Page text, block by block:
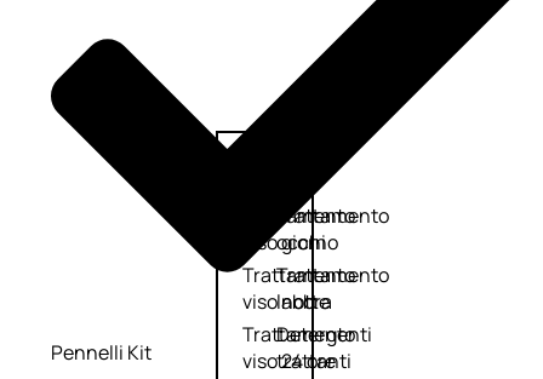
Trattamento
viso giorno
Trattamento
viso notte
Trattamento
viso 24 ore
Trattamento
occhi
Trattamento
labbra
Detergenti
trattanti
Pennelli Kit